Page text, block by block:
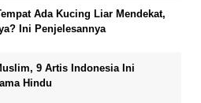
Ada Kucing Liar Mendekat,
Ini Penjelesannya
9 Artis Indonesia Ini
Hindu